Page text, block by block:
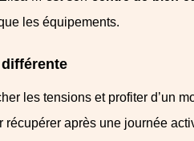
les équipements.
différente
les tensions et profiter d’un
récupérer après une journée